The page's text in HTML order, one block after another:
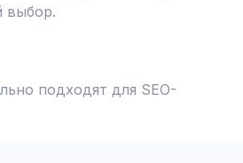
выбор.
подходят для SEO-